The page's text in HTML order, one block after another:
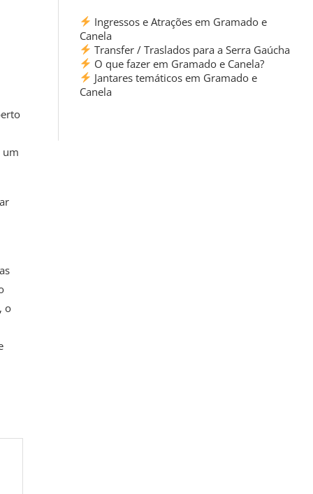
um
o
Ingressos e Atrações em Gramado e
Canela
Transfer / Traslados para a Serra Gaúcha
O que fazer em Gramado e Canela?
Jantares temáticos em Gramado e
Canela